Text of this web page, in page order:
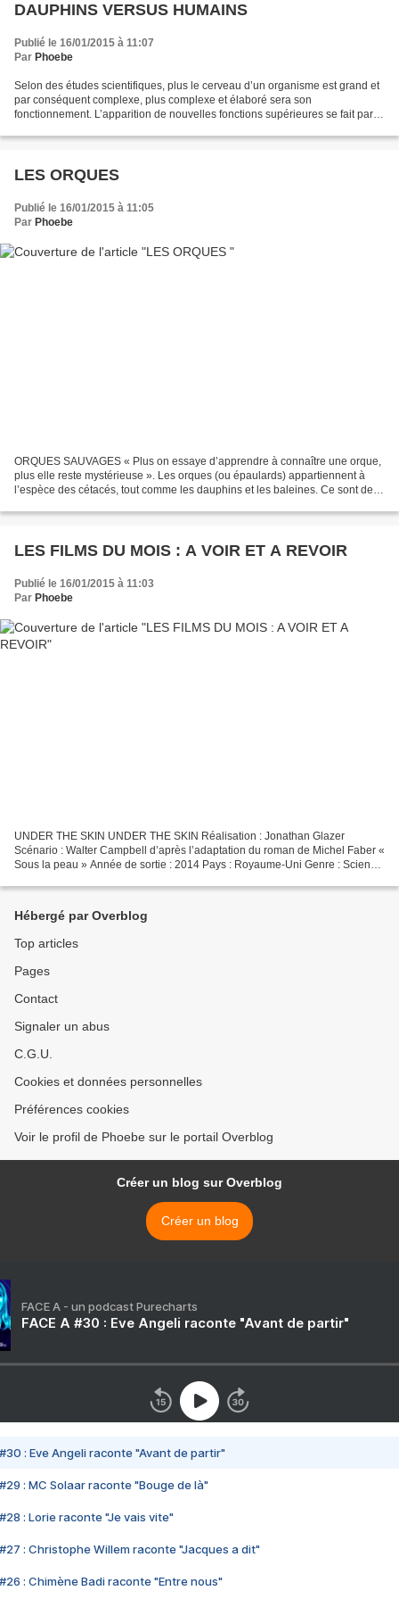
DAUPHINS VERSUS HUMAINS
Publié le 16/01/2015 à 11:07
Par Phoebe
Selon des études scientifiques, plus le cerveau d’un organisme est grand et
par conséquent complexe, plus complexe et élaboré sera son
fonctionnement. L’apparition de nouvelles fonctions supérieures se fait par
LES ORQUES
Publié le 16/01/2015 à 11:05
Par Phoebe
ORQUES SAUVAGES « Plus on essaye d’apprendre à connaître une orque,
plus elle reste mystérieuse ». Les orques (ou épaulards) appartiennent à
l’espèce des cétacés, tout comme les dauphins et les baleines. Ce sont des
LES FILMS DU MOIS : A VOIR ET A REVOIR
Publié le 16/01/2015 à 11:03
Par Phoebe
UNDER THE SKIN UNDER THE SKIN Réalisation : Jonathan Glazer
Scénario : Walter Campbell d’après l’adaptation du roman de Michel Faber «
Sous la peau » Année de sortie : 2014 Pays : Royaume-Uni Genre : Science
Hébergé par Overblog
Top articles
Pages
Contact
Signaler un abus
C.G.U.
Cookies et données personnelles
Préférences cookies
Voir le profil de Phoebe sur le portail Overblog
Créer un blog sur Overblog
Créer un blog
FACE A - un podcast Purecharts
FACE A #30 : Eve Angeli raconte "Avant de partir"
#30 : Eve Angeli raconte "Avant de partir"
#29 : MC Solaar raconte "Bouge de là"
#28 : Lorie raconte "Je vais vite"
#27 : Christophe Willem raconte "Jacques a dit"
#26 : Chimène Badi raconte "Entre nous"